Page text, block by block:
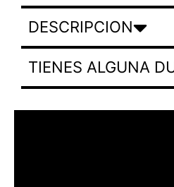
DESCRIPCION
TIENES ALGUNA